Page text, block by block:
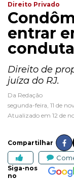
Direito Privado
entrar
Direito de
juíza do RJ.
Da Redação
segunda-feira, 11 de
Atualizado em 12 de
Compartilhar
Siga-nos
no